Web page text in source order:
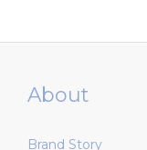
About
Brand Story